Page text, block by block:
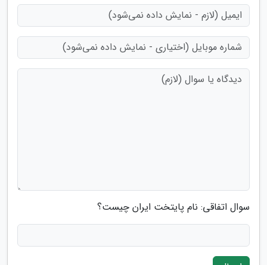
سوال اتفاقی: نام پایتخت ایران چیست؟